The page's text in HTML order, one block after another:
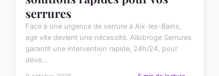
serrures
Face à une urgence de serrure à Aix-les-Bains,
agir vite devient une nécessité. Allobroge Serrures
garantit une intervention rapide, 24h/24, pour
déve...